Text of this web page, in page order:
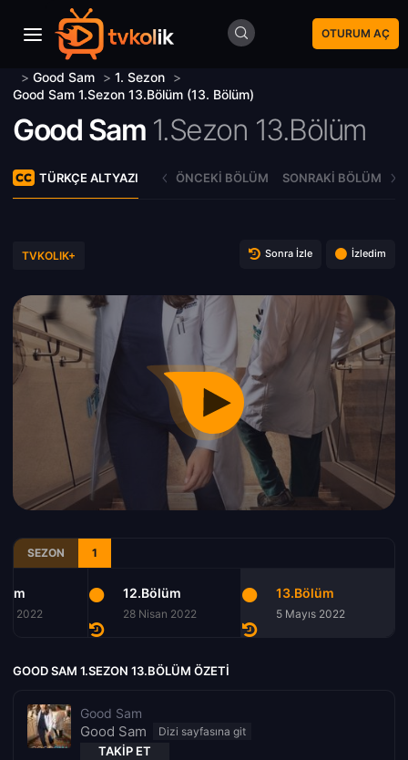
OTURUM AÇ
> Good Sam > 1. Sezon >
Good Sam 1.Sezon 13.Bölüm (13. Bölüm)
Good Sam 1.Sezon 13.Bölüm
TÜRKÇE ALTYAZI ÖNCEKI BÖLÜM SONRAKI BÖLÜM
TVKOLIK+ Sonra İzle İzledim
SEZON 1
2022
12.Bölüm
28 Nisan 2022
13.Bölüm
5 Mayıs 2022
GOOD SAM 1.SEZON 13.BÖLÜM ÖZETI
Good Sam
Good Sam
TAKIP ET